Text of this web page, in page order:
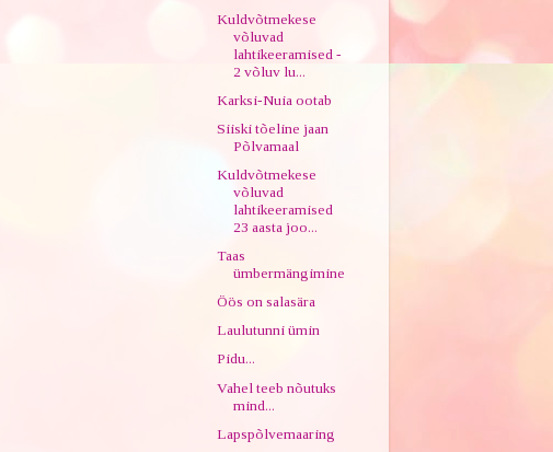
Kuldvõtmekese
võluvad
lahtikeeramised -
2 võluv lu...
Karksi-Nuia ootab
Siiski tõeline jaan
Põlvamaal
Kuldvõtmekese
võluvad
lahtikeeramised
23 aasta joo...
Taas
ümbermängimine
Öös on salasära
Laulutunni ümin
Pidu...
Vahel teeb nõutuks
mind...
Lapspõlvemaaring